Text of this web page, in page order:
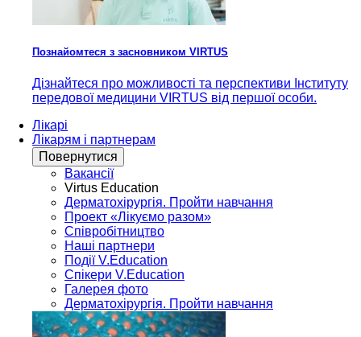
Познайомтеся з засновником VIRTUS
Дізнайтеся про можливості та перспективи Інституту
передової медицини VIRTUS від першої особи.
Лікарі
Лікарям і партнерам
Повернутися
Вакансії
Virtus Education
Дерматохірургія. Пройти навчання
Проект «Лікуємо разом»
Співробітництво
Наші партнери
Події V.Education
Спікери V.Education
Галерея фото
Дерматохірургія. Пройти навчання